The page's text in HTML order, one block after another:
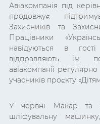
Авіакомпанія під
продовжує
Захисників та
Працівники
навідуються в
відправляють їм
авіакомпанії
учасників проєкту
У червні Макар та
шліфувальну